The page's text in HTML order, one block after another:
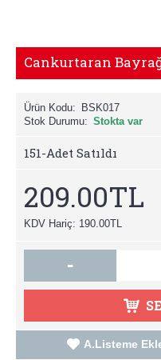
Cankurtaran
Ürün Kodu:
BSK017
Stok Durumu: Stokta var
151-Adet Satıldı
209.00TL
KDV Hariç: 190.00TL
-
A.Listeme